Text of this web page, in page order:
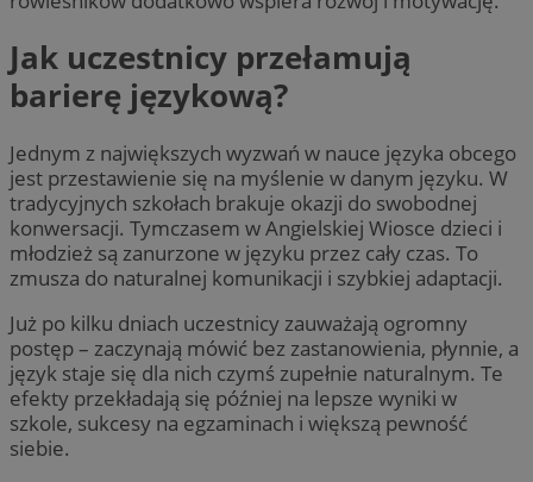
Jak uczestnicy przełamują
barierę językową?
Jednym z największych wyzwań w nauce języka obcego
jest przestawienie się na myślenie w danym języku. W
tradycyjnych szkołach brakuje okazji do swobodnej
konwersacji. Tymczasem w Angielskiej Wiosce dzieci i
młodzież są zanurzone w języku przez cały czas. To
zmusza do naturalnej komunikacji i szybkiej adaptacji.
Już po kilku dniach uczestnicy zauważają ogromny
postęp – zaczynają mówić bez zastanowienia, płynnie, a
język staje się dla nich czymś zupełnie naturalnym. Te
efekty przekładają się później na lepsze wyniki w
szkole, sukcesy na egzaminach i większą pewność
siebie.